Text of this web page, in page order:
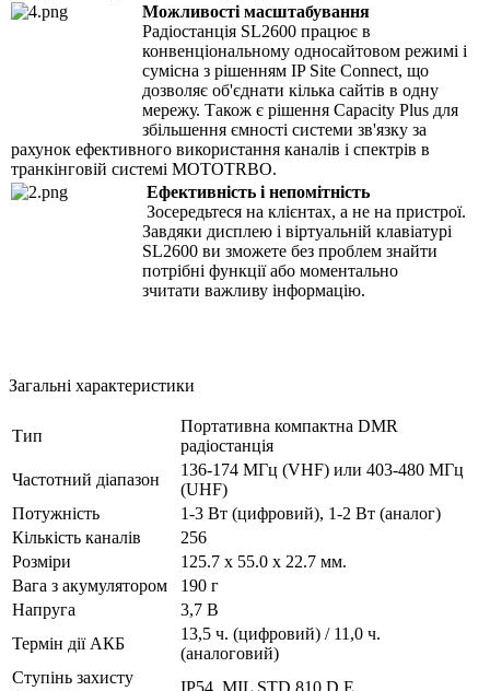
Можливості масштабування
Радіостанція SL2600 працює в
конвенціональному односайтовом режимі і
сумісна з рішенням IP Site Connect, що
дозволяє об'єднати кілька сайтів в одну
мережу. Також є рішення Capacity Plus для
збільшення ємності системи зв'язку за
рахунок ефективного використання каналів і спектрів в
транкінговій системі MOTOTRBO.
Ефективність і непомітність
Зосередьтеся на клієнтах, а не на пристрої.
Завдяки дисплею і віртуальній клавіатурі
SL2600 ви зможете без проблем знайти
потрібні функції або моментально
зчитати важливу інформацію.
Загальні характеристики
Тип
Портативна компактна DMR
радіостанція
Частотний діапазон
136-174 МГц (VHF) или 403-480 МГц
(UHF)
Потужність
1-3 Вт (цифровий), 1-2 Вт (аналог)
Кількість каналів
256
Розміри
125.7 x 55.0 x 22.7 мм.
Вага з акумулятором
190 г
Напруга
3,7 В
Термін дії АКБ
13,5 ч. (цифровий) / 11,0 ч.
(аналоговий)
Ступінь захисту
IP54, MIL STD 810 D,E